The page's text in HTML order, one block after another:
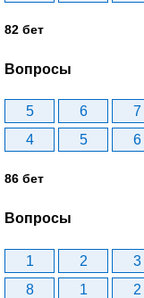
82 бет
Вопросы
5 6 7
4
5 6
86 бет
Вопросы
1 2 3
8
1 2